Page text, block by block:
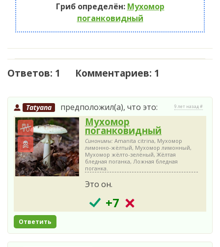
Гриб определён: Мухомор
поганковидный
Ответов: 1 Комментариев: 1
Tatyana предположил(а), что это: 9 лет назад #
Мухомор
поганковидный
Синонимы: Amanita citrina, Мухомор
лимонно-жёлтый, Мухомор лимонный,
Мухомор жёлто-зелёный, Жёлтая
бледная поганка, Ложная бледная
поганка.
Это он.
+7
Ответить